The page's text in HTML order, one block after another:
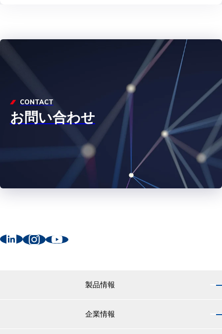
CONTACT
お問い合わせ
製品情報
企業情報